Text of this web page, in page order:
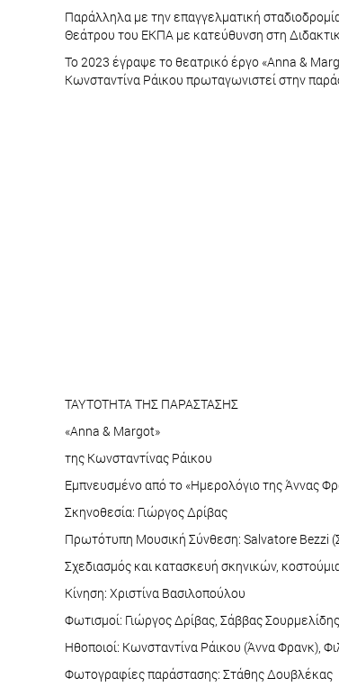
Παράλληλα με την επαγγελματική
Θεάτρου του ΕΚΠΑ με κατεύθυνση στη
Το 2023 έγραψε το θεατρικό έργο «Anna &
Κωνσταντίνα Ράικου πρωταγωνιστεί στην
ΤΑΥΤΟΤΗΤΑ ΤΗΣ ΠΑΡΑΣΤΑΣΗΣ
«Anna & Margot»
της Κωνσταντίνας Ράικου
Εμπνευσμένο από το «Ημερολόγιο της Άννας
Σκηνοθεσία: Γιώργος Δρίβας
Πρωτότυπη Μουσική Σύνθεση: Salvatore Bezzi
Σχεδιασμός και κατασκευή σκηνικών,
Κίνηση: Χριστίνα Βασιλοπούλου
Φωτισμοί: Γιώργος Δρίβας, Σάββας Σουρμελίδης
Ηθοποιοί: Κωνσταντίνα Ράικου (Άννα Φρανκ),
Φωτογραφίες παράστασης: Στάθης Δουβλέκας